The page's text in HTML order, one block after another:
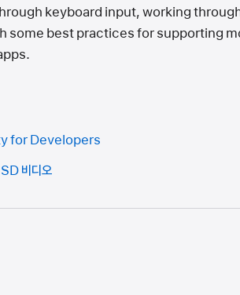
keyboard input, working
some best practices for supporting
for Developers
SD 비디오